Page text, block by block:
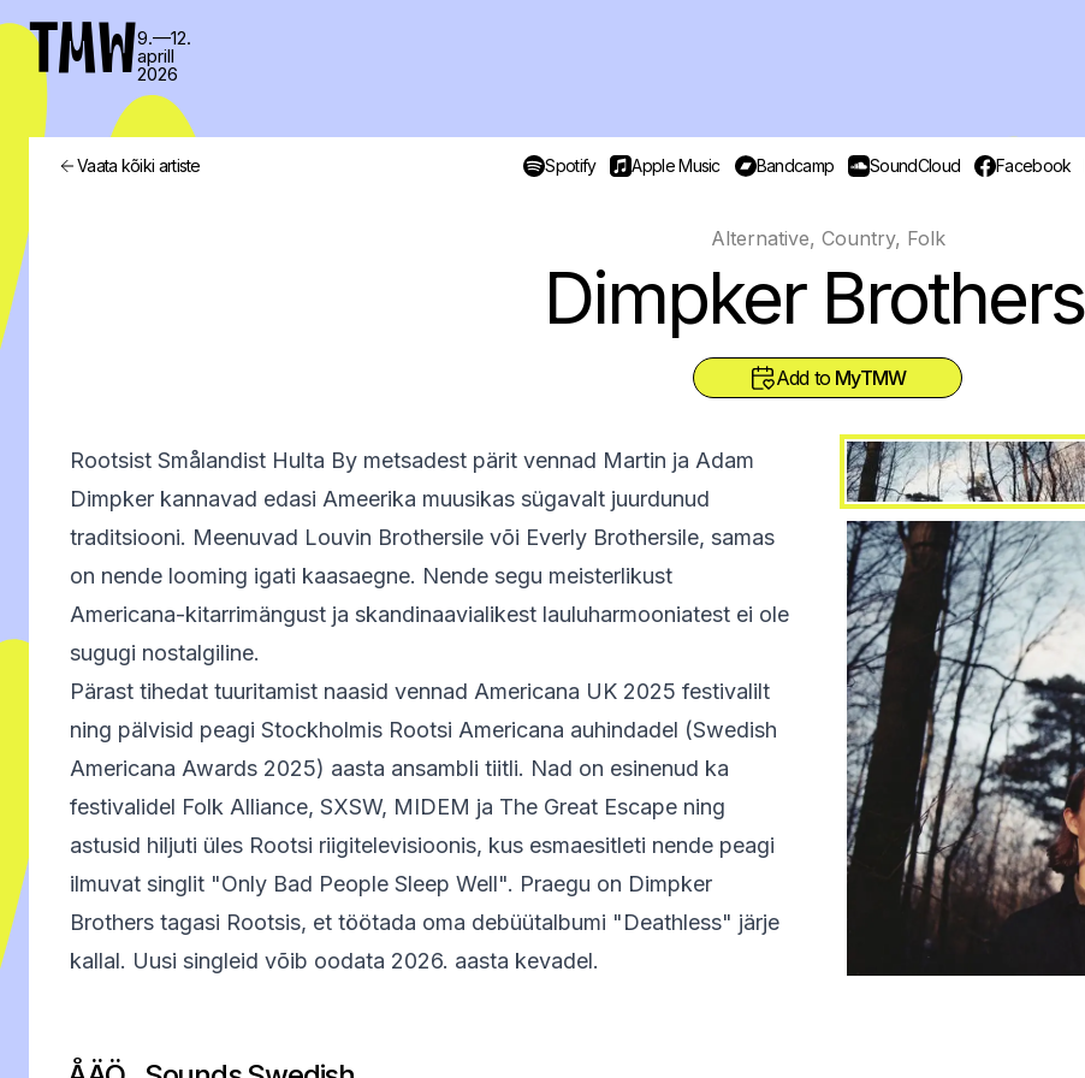
TMW9.—12.
aprill
2026
Vaata kõiki artiste Spotify Apple Music Bandcamp SoundCloud Facebook
Alternative, Country, Folk
Dimpker Brothers
Add to MyTMW
Rootsist Smålandist Hulta By metsadest pärit vennad Martin ja Adam
Dimpker kannavad edasi Ameerika muusikas sügavalt juurdunud
traditsiooni. Meenuvad Louvin Brothersile või Everly Brothersile, samas
on nende looming igati kaasaegne. Nende segu meisterlikust
Americana-kitarrimängust ja skandinaavialikest lauluharmooniatest ei ole
sugugi nostalgiline.
Pärast tihedat tuuritamist naasid vennad Americana UK 2025 festivalilt
ning pälvisid peagi Stockholmis Rootsi Americana auhindadel (Swedish
Americana Awards 2025) aasta ansambli tiitli. Nad on esinenud ka
festivalidel Folk Alliance, SXSW, MIDEM ja The Great Escape ning
astusid hiljuti üles Rootsi riigitelevisioonis, kus esmaesitleti nende peagi
ilmuvat singlit "Only Bad People Sleep Well". Praegu on Dimpker
Brothers tagasi Rootsis, et töötada oma debüütalbumi "Deathless" järje
kallal. Uusi singleid võib oodata 2026. aasta kevadel.